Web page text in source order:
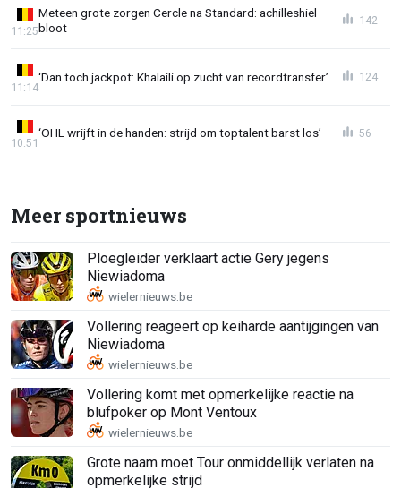
Meteen grote zorgen Cercle na Standard: achilleshiel
bloot
11:25
142
‘Dan toch jackpot: Khalaili op zucht van recordtransfer’
11:14
124
‘OHL wrijft in de handen: strijd om toptalent barst los’
10:51
56
Meer sportnieuws
Ploegleider verklaart actie Gery jegens
Niewiadoma
Vollering reageert op keiharde aantijgingen van
Niewiadoma
Vollering komt met opmerkelijke reactie na
blufpoker op Mont Ventoux
Grote naam moet Tour onmiddellijk verlaten na
opmerkelijke strijd